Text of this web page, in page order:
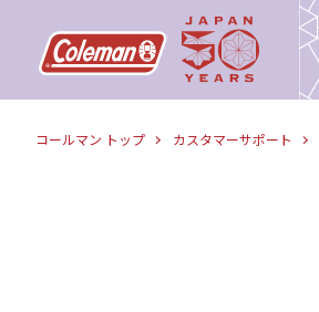
コールマン トップ カスタマーサポート